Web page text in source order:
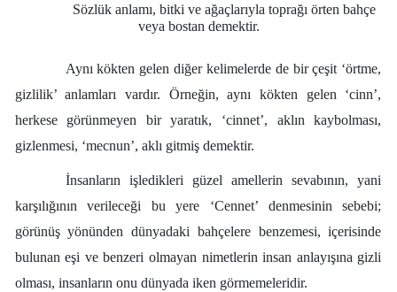
Sözlük anlamı, bitki ve ağaçlarıyla toprağı örten bahçe
veya bostan demektir.
Aynı kökten gelen diğer kelimelerde de bir çeşit ‘örtme,
gizlilik’ anlamları vardır. Örneğin, aynı kökten gelen ‘cinn’,
herkese görünmeyen bir yaratık, ‘cinnet’, aklın kaybolması,
gizlenmesi, ‘mecnun’, aklı gitmiş demektir.
İnsanların işledikleri güzel amellerin sevabının, yani
karşılığının verileceği bu yere ‘Cennet’ denmesinin sebebi;
görünüş yönünden dünyadaki bahçelere benzemesi, içerisinde
bulunan eşi ve benzeri olmayan nimetlerin insan anlayışına gizli
olması, insanların onu dünyada iken görmemeleridir.